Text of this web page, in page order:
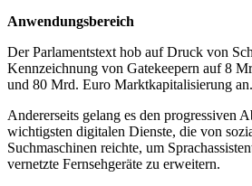
Anwendungsbereich
Der Parlamentstext hob auf Druck von
Kennzeichnung von Gatekeepern auf 8
und 80 Mrd. Euro Marktkapitalisierung an.
Andererseits gelang es den progressiven
wichtigsten digitalen Dienste, die von
Suchmaschinen reichte, um
vernetzte Fernsehgeräte zu erweitern.